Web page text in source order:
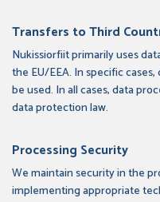
Transfers to Third
Nukissiorfiit primarily uses
the EU/EEA. In specific
be used. In all cases, data
data protection law.
Processing Security
We maintain security in the
implementing appropriate